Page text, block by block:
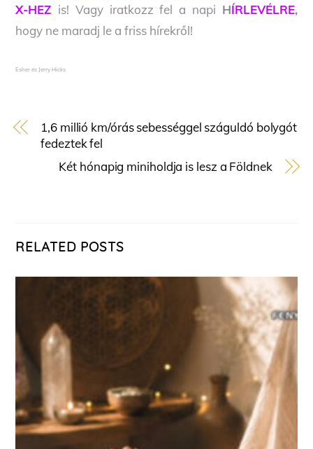
X-HEZ is! Vagy iratkozz fel a napi HÍRLEVÉLRE,
hogy ne maradj le a friss hírekről!
Esher és Jerry Hicks
1,6 millió km/órás sebességgel száguldó bolygót
fedeztek fel
Két hónapig miniholdja is lesz a Földnek
RELATED POSTS